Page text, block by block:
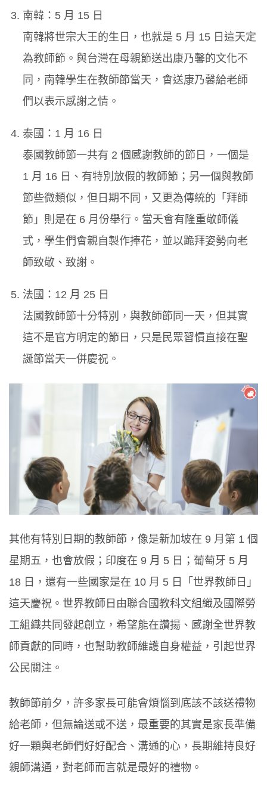
南韓：5 月 15 日
南韓將世宗大王的生日，也就是 5 月 15 日這天定
為教師節。與台灣在母親節送出康乃馨的文化不
同，南韓學生在教師節當天，會送康乃馨給老師
們以表示感謝之情。
泰國：1 月 16 日
泰國教師節一共有 2 個感謝教師的節日，一個是
1 月 16 日、有特別放假的教師節；另一個與教師
節些微類似，但日期不同，又更為傳統的「拜師
節」則是在 6 月份舉行。當天會有隆重敬師儀
式，學生們會親自製作捧花，並以跪拜姿勢向老
師致敬、致謝。
法國：12 月 25 日
法國教師節十分特別，與教師節同一天，但其實
這不是官方明定的節日，只是民眾習慣直接在聖
誕節當天一併慶祝。
其他有特別日期的教師節，像是新加坡在 9 月第 1 個
星期五，也會放假；印度在 9 月 5 日；葡萄牙 5 月
18 日，還有一些國家是在 10 月 5 日「世界教師日」
這天慶祝。世界教師日由聯合國教科文組織及國際勞
工組織共同發起創立，希望能在讚揚、感謝全世界教
師貢獻的同時，也幫助教師維護自身權益，引起世界
公民關注。
教師節前夕，許多家長可能會煩惱到底該不該送禮物
給老師，但無論送或不送，最重要的其實是家長準備
好一顆與老師們好好配合、溝通的心，長期維持良好
親師溝通，對老師而言就是最好的禮物。